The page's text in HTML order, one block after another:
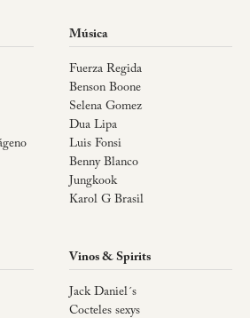
Música
Fuerza Regida
Benson Boone
Selena Gomez
Dua Lipa
Luis Fonsi
Benny Blanco
Jungkook
Karol G Brasil
Vinos & Spirits
Jack Daniel´s
Cocteles sexys